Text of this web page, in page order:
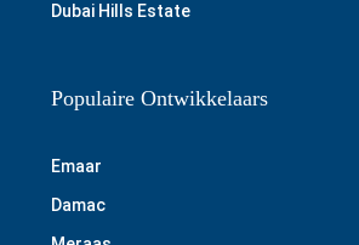
Dubai Hills Estate
Populaire Ontwikkelaars
Emaar
Damac